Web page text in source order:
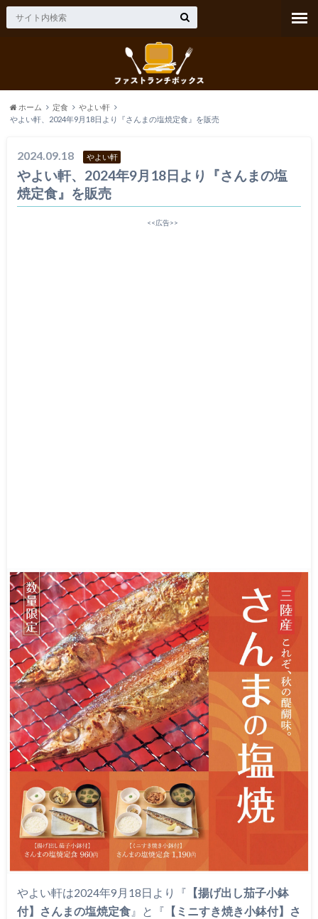
ホーム 定食
やよい軒
やよい軒、2024年9月18日より『さんまの塩焼定食』を販売
2024.09.18 やよい軒
やよい軒、2024年9月18日より『さんまの塩
焼定食』を販売
<<広告>>
やよい軒は2024年9月18日より『 【揚げ出し茄子小鉢
付】さんまの塩焼定食』と『 【ミニすき焼き小鉢付】さ